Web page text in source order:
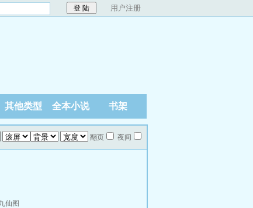
用户注册
其他类型 全本小说 书架
翻页 夜间
仙图